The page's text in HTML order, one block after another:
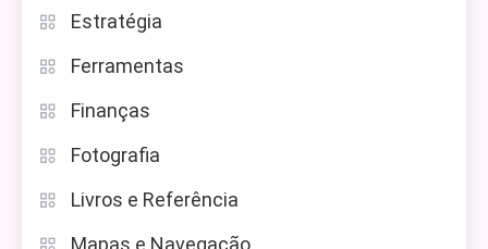
Estratégia
Ferramentas
Finanças
Fotografia
Livros e Referência
Mapas e Navegação